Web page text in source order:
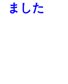
ました